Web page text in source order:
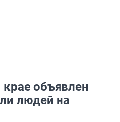
объявлен
людей на